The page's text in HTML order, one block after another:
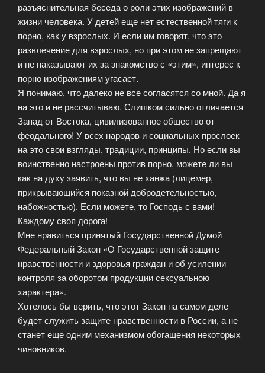
разъяснительная беседа о роли этих изображений в
жизни человека. У детей еще нет естественной тяги к
порно, как у взрослых. И если им говорят, что это
развлечение для взрослых, но при этом не запрещают
и не наказывают их за знакомство с «этим», интерес к
порно изображениям угасает.
Я понимаю, что далеко не все согласятся со мной. Да я
на это и не рассчитываю. Слишком сильно отличается
Запад от Востока, цивилизованное общество от
феодального! У всех народов и социальных прослоек
на это свои взгляды, традиции, принципы. Но если вы
воинственно настроены против порно, можете ли вы
как на духу заявить, что вы не ханжа (лицемер,
прикрывающийся показной добродетельностью,
набожностью). Если можете, то Господь с вами!
Каждому своя дорога!
Мне нравиться принятый Государственной Думой
Федеральный Закон «О Государственной защите
нравственности и здоровья граждан и об усилении
контроля за оборотом продукции сексуальною
характера».
Хотелось бы верить, что этот Закон на самом деле
будет служить защите нравственности в России, а не
станет еще одним механизмом обогащения некоторых
чиновников.